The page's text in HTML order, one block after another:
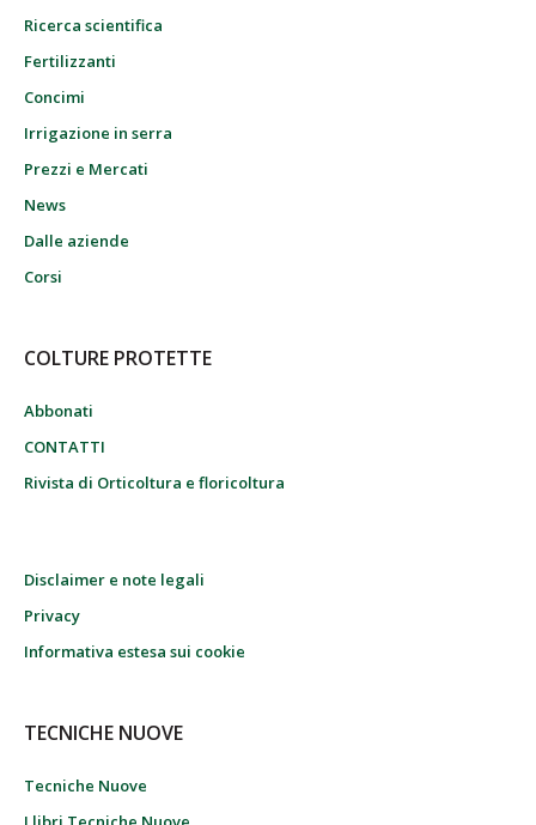
Ricerca scientifica
Fertilizzanti
Concimi
Irrigazione in serra
Prezzi e Mercati
News
Dalle aziende
Corsi
COLTURE PROTETTE
Abbonati
CONTATTI
Rivista di Orticoltura e floricoltura
Disclaimer e note legali
Privacy
Informativa estesa sui cookie
TECNICHE NUOVE
Tecniche Nuove